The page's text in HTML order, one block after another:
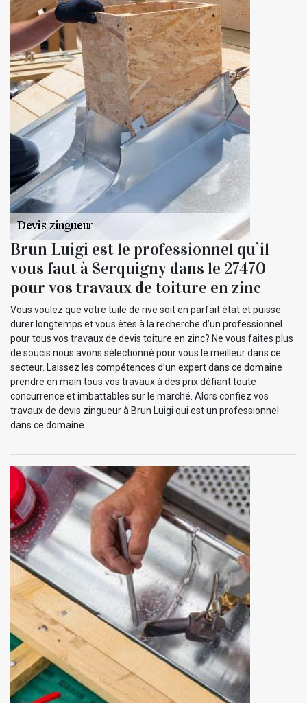
Brun Luigi est le professionnel qu`il
vous faut à Serquigny dans le 27470
pour vos travaux de toiture en zinc
Vous voulez que votre tuile de rive soit en parfait état et puisse
durer longtemps et vous êtes à la recherche d’un professionnel
pour tous vos travaux de devis toiture en zinc? Ne vous faites plus
de soucis nous avons sélectionné pour vous le meilleur dans ce
secteur. Laissez les compétences d’un expert dans ce domaine
prendre en main tous vos travaux à des prix défiant toute
concurrence et imbattables sur le marché. Alors confiez vos
travaux de devis zingueur à Brun Luigi qui est un professionnel
dans ce domaine.